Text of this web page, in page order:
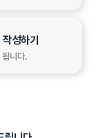
성하기
니다.